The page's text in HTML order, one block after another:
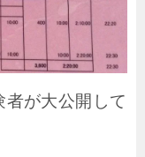
が大公開して